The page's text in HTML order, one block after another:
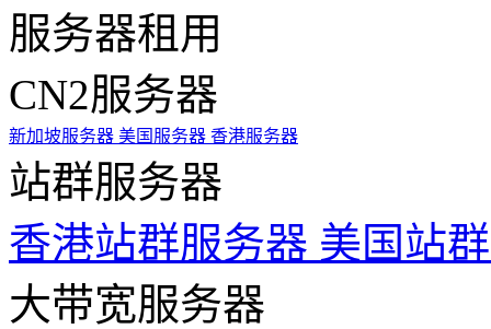
服务器租用
CN2服务器
新加坡服务器 美国服务器 香港服务器
站群服务器
香港站群服务器 美国站
大带宽服务器